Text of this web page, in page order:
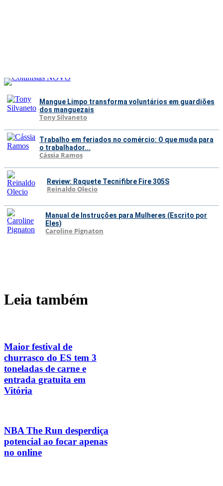
Mangue Limpo transforma voluntários em guardiões
dos manguezais
Tony Silvaneto
Trabalho em feriados no comércio: O que muda para
o trabalhador...
Cássia Ramos
Review: Raquete Tecnifibre Fire 305S
Reinaldo Olecio
Manual de Instruções para Mulheres (Escrito por
Eles)
Caroline Pignaton
Leia também
Maior festival de
churrasco do ES tem 3
toneladas de carne e
entrada gratuita em
Vitória
NBA The Run desperdiça
potencial ao focar apenas
no online